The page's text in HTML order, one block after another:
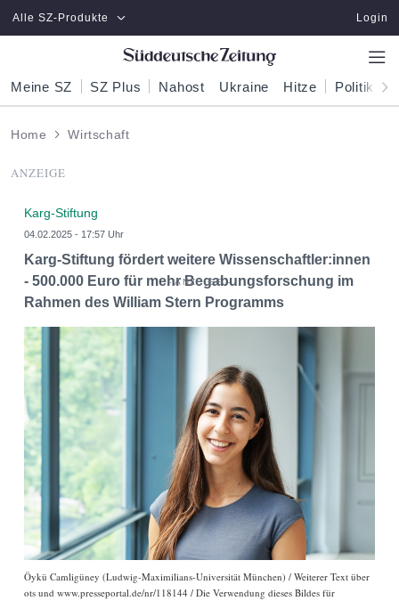
Zum Hauptinhalt springen
Alle SZ-Produkte Login
Meine SZ SZ Plus Nahost Ukraine Hitze Politik
Home Wirtschaft
ANZEIGE
Karg-Stiftung
04.02.2025 - 17:57 Uhr
Karg-Stiftung fördert weitere Wissenschaftler:innen
- 500.000 Euro für mehr Begabungsforschung im
Rahmen des William Stern Programms
Öykü Camligüney (Ludwig-Maximilians-Universität München) / Weiterer Text über
ots und www.presseportal.de/nr/118144 / Die Verwendung dieses Bildes für